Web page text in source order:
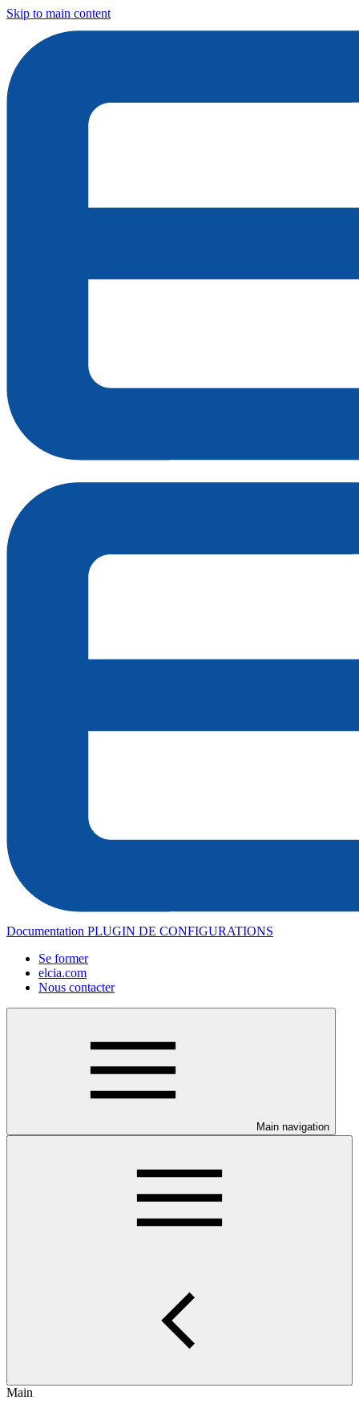
Skip to main content
Documentation PLUGIN DE CONFIGURATIONS
Se former
elcia.com
Nous contacter
Main navigation
Main